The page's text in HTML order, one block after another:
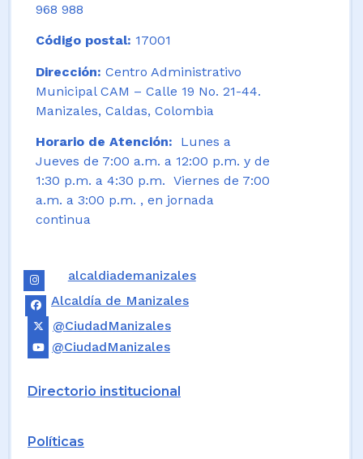
968 988
Código postal: 17001
Dirección: Centro Administrativo
Municipal CAM – Calle 19 No. 21-44.
Manizales, Caldas, Colombia
Horario de Atención: Lunes a
Jueves de 7:00 a.m. a 12:00 p.m. y de
1:30 p.m. a 4:30 p.m. Viernes de 7:00
a.m. a 3:00 p.m. , en jornada
continua
alcaldiademanizales
Alcaldía de Manizales
@CiudadManizales
@CiudadManizales
Directorio institucional
Políticas